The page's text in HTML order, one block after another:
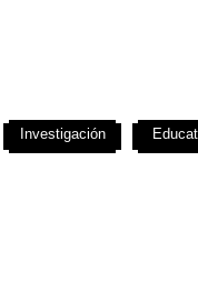
Investigación